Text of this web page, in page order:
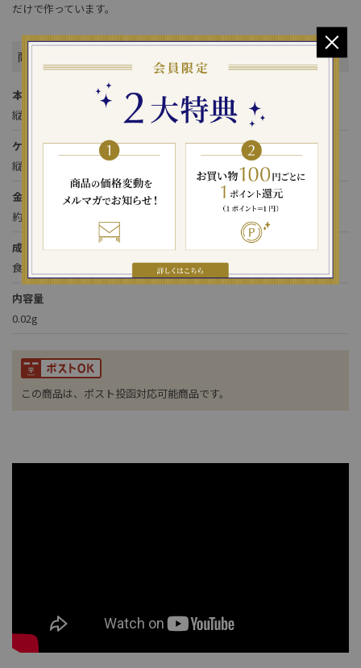
だけで作っています。
商品詳細
本体サイズ
縦90×横90×厚み20(㎜)
ケースサイズ
縦50×横30×厚み10(㎜)
金箔サイズ
約1㎜角
成分
食用金箔(金95.09%、銀4.9%)
内容量
0.02g
この商品は、ポスト投函対応可能商品です。